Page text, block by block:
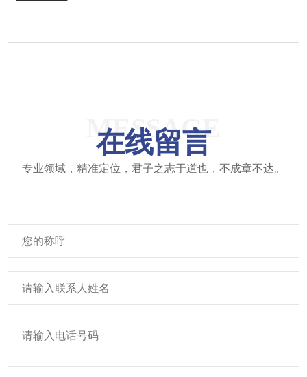
MESSAGE
在线留言
专业领域，精准定位，君子之志于道也，不成章不达。